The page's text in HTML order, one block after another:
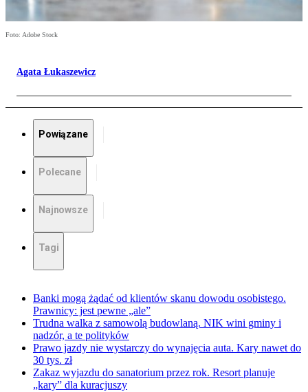
Foto: Adobe Stock
Agata Łukaszewicz
Powiązane
Polecane
Najnowsze
Tagi
Banki mogą żądać od klientów skanu dowodu osobistego.
Prawnicy: jest pewne „ale”
Trudna walka z samowolą budowlaną. NIK wini gminy i
nadzór, a te polityków
Prawo jazdy nie wystarczy do wynajęcia auta. Kary nawet do
30 tys. zł
Zakaz wyjazdu do sanatorium przez rok. Resort planuje
„kary” dla kuracjuszy